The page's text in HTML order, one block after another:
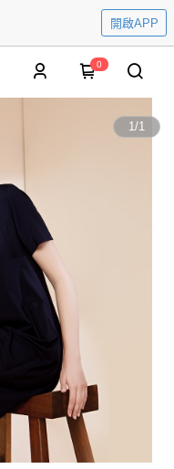
開啟APP
0
1/1